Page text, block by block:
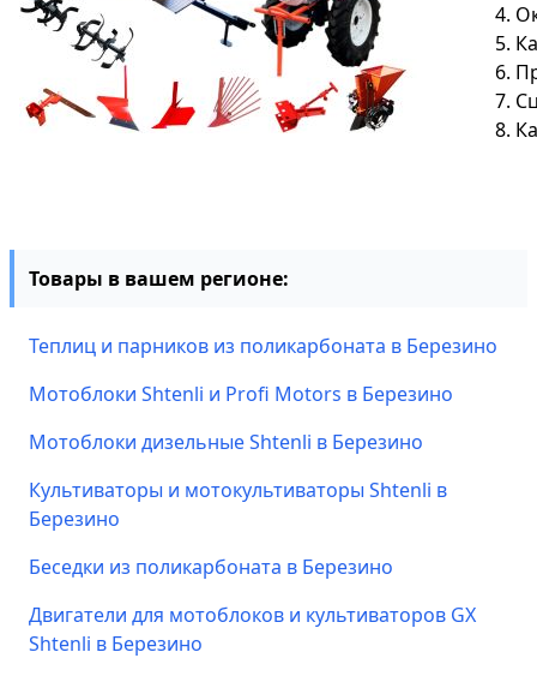
4.
5.
6.
7.
8.
Товары в вашем регионе:
Теплиц и парников из поликарбоната в Березино
Мотоблоки Shtenli и Profi Motors в Березино
Мотоблоки дизельные Shtenli в Березино
Культиваторы и мотокультиваторы Shtenli в
Березино
Беседки из поликарбоната в Березино
Двигатели для мотоблоков и культиваторов GX
Shtenli в Березино